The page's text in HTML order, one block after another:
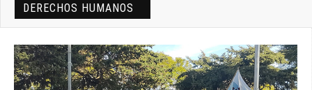
DERECHOS HUMANOS